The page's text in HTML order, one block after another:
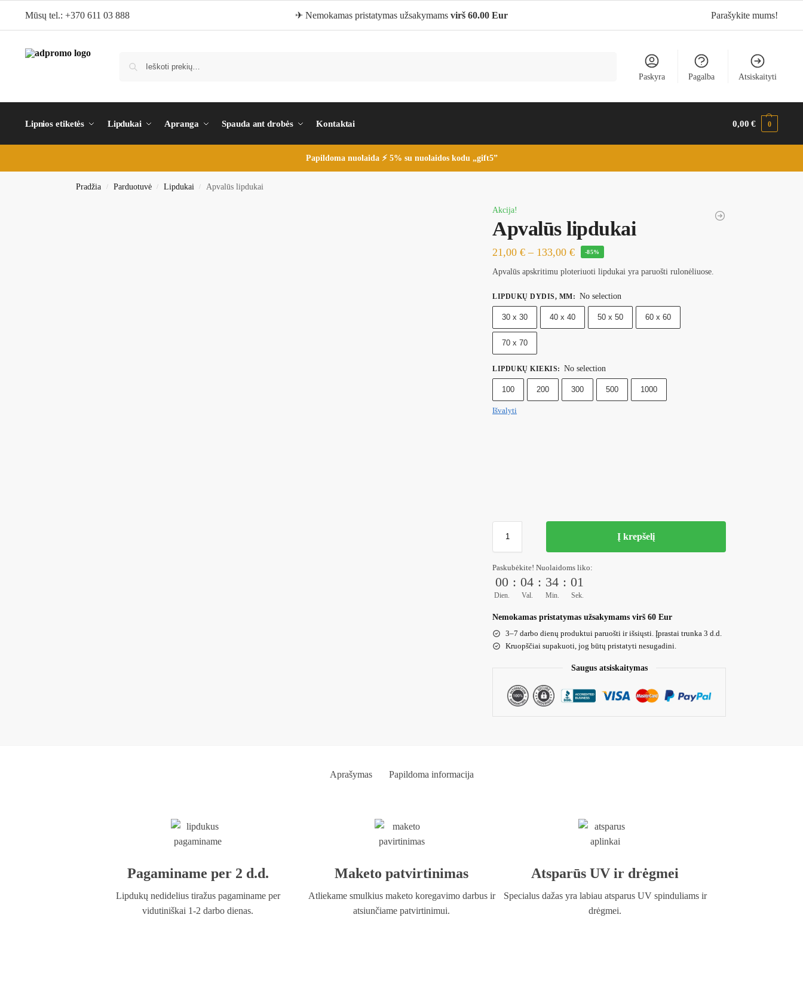
Mūsų tel.: +370 611 03 888 ✈ Nemokamas pristatymas užsakymams virš 60.00 Eur Parašykite mums!
Paskyra Pagalba Atsiskaityti
Lipnios etiketės Lipdukai Apranga Spauda ant drobės Kontaktai 0,00€ 0
Papildoma nuolaida ⚡ 5% su nuolaidos kodu „gift5”
Pradžia / Parduotuvė / Lipdukai / Apvalūs lipdukai
Akcija!
Apvalūs lipdukai
21,00€ – 133,00€ -85%
Apvalūs apskritimu ploteriuoti lipdukai yra paruošti rulonėliuose.
LIPDUKŲ DYDIS, MM: No selection
30 x 30 40 x 40 50 x 50 60 x 60
70 x 70
LIPDUKŲ KIEKIS: No selection
100 200 300 500 1000
Išvalyti
Į krepšelį
Paskubėkite! Nuolaidoms liko:
00
Dien.
: 04
Val.
: 33
Min.
: 58
Sek.
Nemokamas pristatymas užsakymams virš 60 Eur
3–7 darbo dienų produktui paruošti ir išsiųsti. Įprastai trunka 3 d.d.
Kruopščiai supakuoti, jog būtų pristatyti nesugadini.
Saugus atsiskaitymas
Aprašymas Papildoma informacija
Pagaminame per 2 d.d.
Lipdukų nedidelius tiražus pagaminame per
vidutiniškai 1-2 darbo dienas.
Maketo patvirtinimas
Atliekame smulkius maketo koregavimo darbus ir
atsiunčiame patvirtinimui.
Atsparūs UV ir drėgmei
Specialus dažas yra labiau atsparus UV spinduliams ir
drėgmei.